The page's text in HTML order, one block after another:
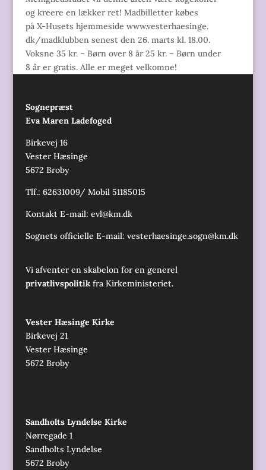
og kreere en lækker ret! Madbilletter købes
på X-Husets hjemmeside www.vesterhaesinge.
dk/madklubben senest den 26. marts kl. 18.00.
Voksne 35 kr. – Børn over 8 år 25 kr. – Børn under
8 år er gratis. Alle er meget velkomne!
Sognepræst
Eva Maren Ladefoged
Birkevej 16
Vester Hæsinge
5672 Broby
Tlf.: 62631009/ Mobil 51185015
Kontakt E-mail: evl@km.dk
Sognets officielle E-mail: vesterhaesinge.sogn@km.dk
Vi afventer en skabelon for en generel
privatlivspolitikfra Kirkeministeriet.
Vester Hæsinge Kirke
Birkevej 21
Vester Hæsinge
5672 Broby
Sandholts Lyndelse Kirke
Nørregade 1
Sandholts Lyndelse
5672 Broby